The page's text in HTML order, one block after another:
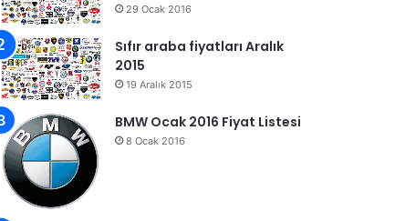
29 Ocak 2016
Sıfır araba fiyatları Aralık
2015
19 Aralık 2015
BMW Ocak 2016 Fiyat Listesi
8 Ocak 2016